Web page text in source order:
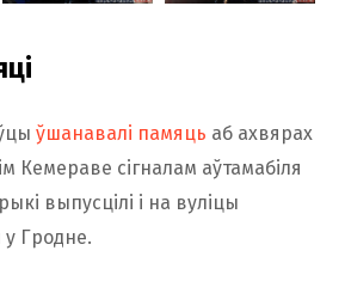
ўшанавалі памяць аб ахвярах
Кемераве сігналам аўтамабіля
выпусцілі і на вуліцы
Гродне.